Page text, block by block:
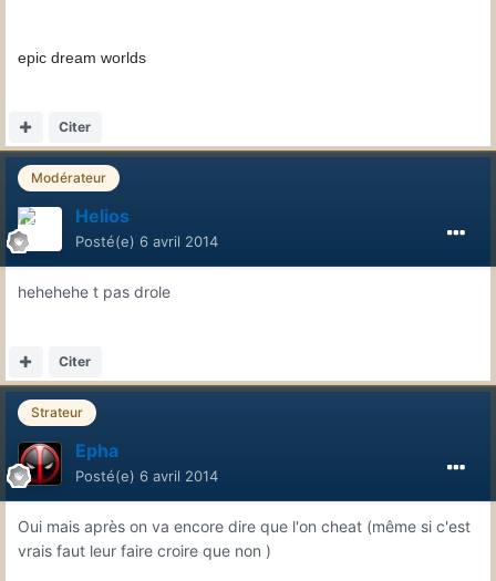
epic dream worlds
Citer
Modérateur
Helios
Posté(e) 6 avril 2014
hehehehe t pas drole
Citer
Strateur
Epha
Posté(e) 6 avril 2014
Oui mais après on va encore dire que l'on cheat (même si c'est
vrais faut leur faire croire que non )